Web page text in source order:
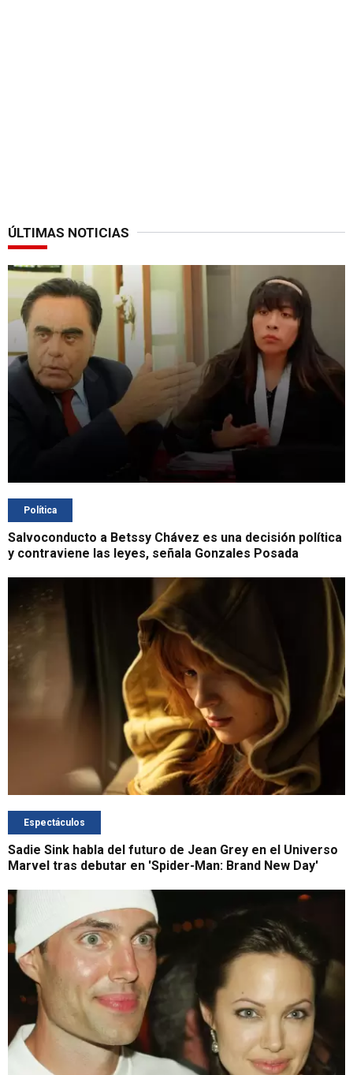
ÚLTIMAS NOTICIAS
Política
Salvoconducto a Betssy Chávez es una decisión política
y contraviene las leyes, señala Gonzales Posada
Espectáculos
Sadie Sink habla del futuro de Jean Grey en el Universo
Marvel tras debutar en 'Spider-Man: Brand New Day'